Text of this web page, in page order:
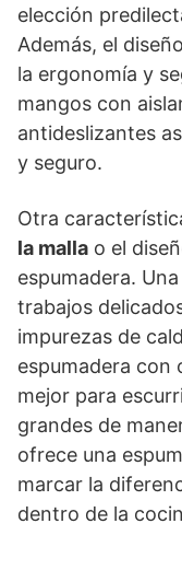
elección
Además, el
la ergonomía y
mangos con
antideslizantes
y seguro.
Otra
la malla o el
espumadera.
trabajos
impurezas de
espumadera con
mejor para
grandes de
ofrece una
marcar la
dentro de la